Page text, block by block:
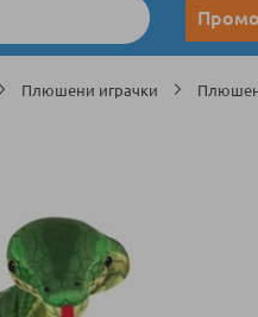
Плюшени играчки